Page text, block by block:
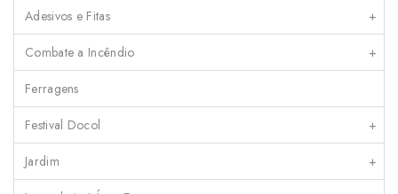
Adesivos e Fitas +
Combate a Incêndio +
Ferragens
Festival Docol +
Jardim +